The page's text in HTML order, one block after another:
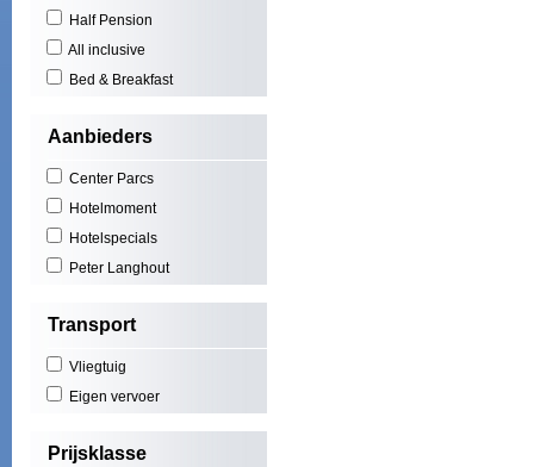
Half Pension
All inclusive
Bed & Breakfast
Aanbieders
Center Parcs
Hotelmoment
Hotelspecials
Peter Langhout
Transport
Vliegtuig
Eigen vervoer
Prijsklasse